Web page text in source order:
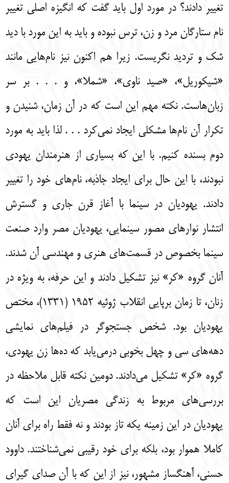
تغيير دادند؟ در مورد اول بايد گفت كه انگيزه اصلي تغيير
نام ستارگان مرد و زن، ترس نبوده و بايد به اين مورد با ديد
شك و ترديد نگريست. زيرا هم اكنون نيز نام‌‌هايي مانند
«شيكوريل»، «صيد ناوي»، «شملا»، و . . . بر سر
زبان‌‌هاست. نكته مهم اين است كه در آن زمان، شنيدن و
تكرار آن نام‌‌ها مشكلي ايجاد نمي‌‌كرد . . . لذا بايد به مورد
دوم بسنده كنيم. با اين كه بسياري از هنرمندان يهودي
نبودند، با اين حال براي ايجاد جاذبه، نام‌‌هاي خود را تغيير
دادند. يهوديان در سينما با آغاز قرن جاري و گسترش
انتشار نوارهاي مصور سينمايي، يهوديان مصر وارد صنعت
سينما بخصوص در قسمت‌‌هاي هنري و مهندسي آن شدند.
آنان گروه «كر» نيز تشكيل دادند و اين حرفه، به ويژه در
زنان، تا زمان برپايي انقلاب ژوئيه 1952 (1331)، مختص
يهوديان بود. شخص جستجوگر در فيلم‌‌هاي نمايشي
دهه‌‌هاي سي و چهل بخوبي درمي‌‌يابد كه ده‌‌ها زن يهودي،
گروه «كر» تشكيل مي‌‌دادند. دومين نكته قابل ملاحظه در
بررسي‌‌هاي مربوط به زندگي مصريان اين است كه
يهوديان در اين زمينه يكه تاز بودند و نه فقط راه براي آنان
كاملا هموار بود، بلكه براي خود رقيبي نمي‌‌شناختند. داوود
حسني، آهنگساز مشهور، نيز از اين كه با آن صداي گيراي